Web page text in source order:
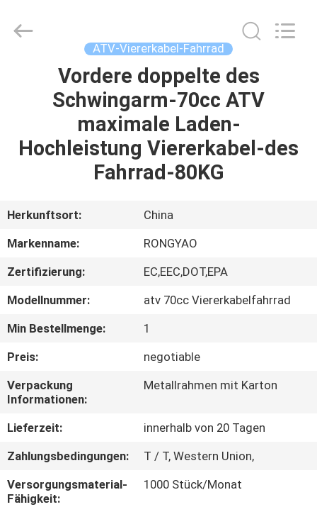
PRODUKTE
FABRIK-
QUALITÄTSKONTROLLE
TRETEN
SIE
MIT
UNS
IN
VERBINDUNG
Co.,Ltd.
ATV-Viererkabel-Fahrrad
Vordere doppelte des
Schwingarm-70cc ATV
maximale Laden-
Hochleistung Viererkabel-des
Fahrrad-80KG
Herkunftsort:
China
Markenname:
RONGYAO
Zertifizierung:
EC,EEC,DOT,EPA
Modellnummer:
atv 70cc Viererkabelfahrrad
Min Bestellmenge:
1
Preis:
negotiable
Verpackung
Informationen:
Metallrahmen mit Karton
Lieferzeit:
innerhalb von 20 Tagen
Zahlungsbedingungen:
T / T, Western Union,
Versorgungsmaterial-
Fähigkeit:
1000 Stück/Monat